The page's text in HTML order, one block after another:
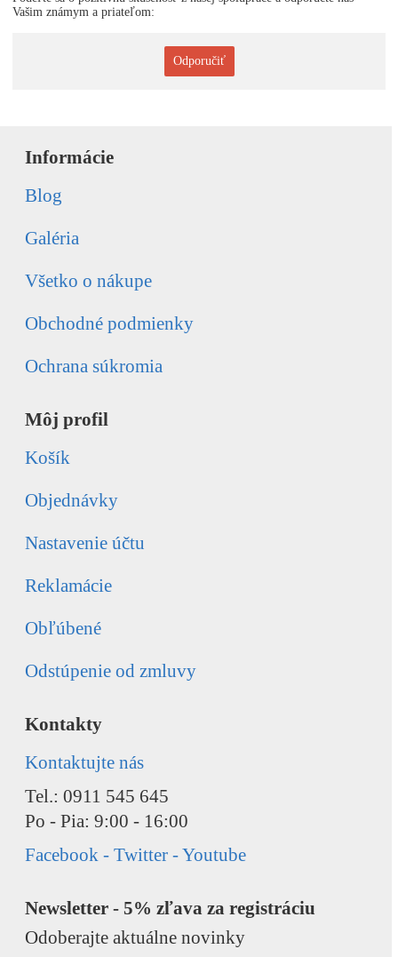
Vašim známym a priateľom:
Odporučiť
Informácie
Blog
Galéria
Všetko o nákupe
Obchodné podmienky
Ochrana súkromia
Môj profil
Košík
Objednávky
Nastavenie účtu
Reklamácie
Obľúbené
Odstúpenie od zmluvy
Kontakty
Kontaktujte nás
Tel.: 0911 545 645
Po - Pia: 9:00 - 16:00
Facebook - Twitter - Youtube
Newsletter - 5% zľava za registráciu
Odoberajte aktuálne novinky